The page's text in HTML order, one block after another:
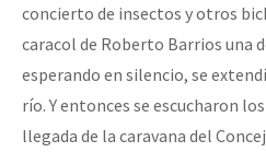
Presos
Mujeres
Niñxs
ETIQUETAS
[CDMX – 20 julio] Jornadas
“Sonhando a Terra do Bem Virá”
concierto de insectos y otros
caracol de Roberto Barrios una
esperando en silencio, se
río. Y entonces se escucharon
llegada de la caravana del